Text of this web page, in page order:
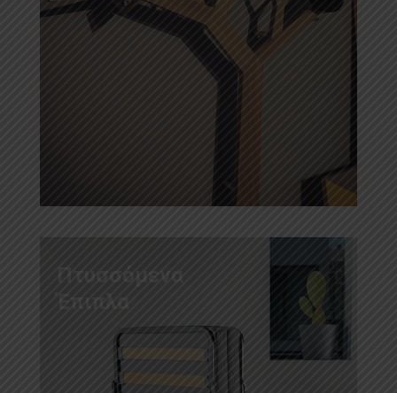
Πτυσσόμενα
Έπιπλα